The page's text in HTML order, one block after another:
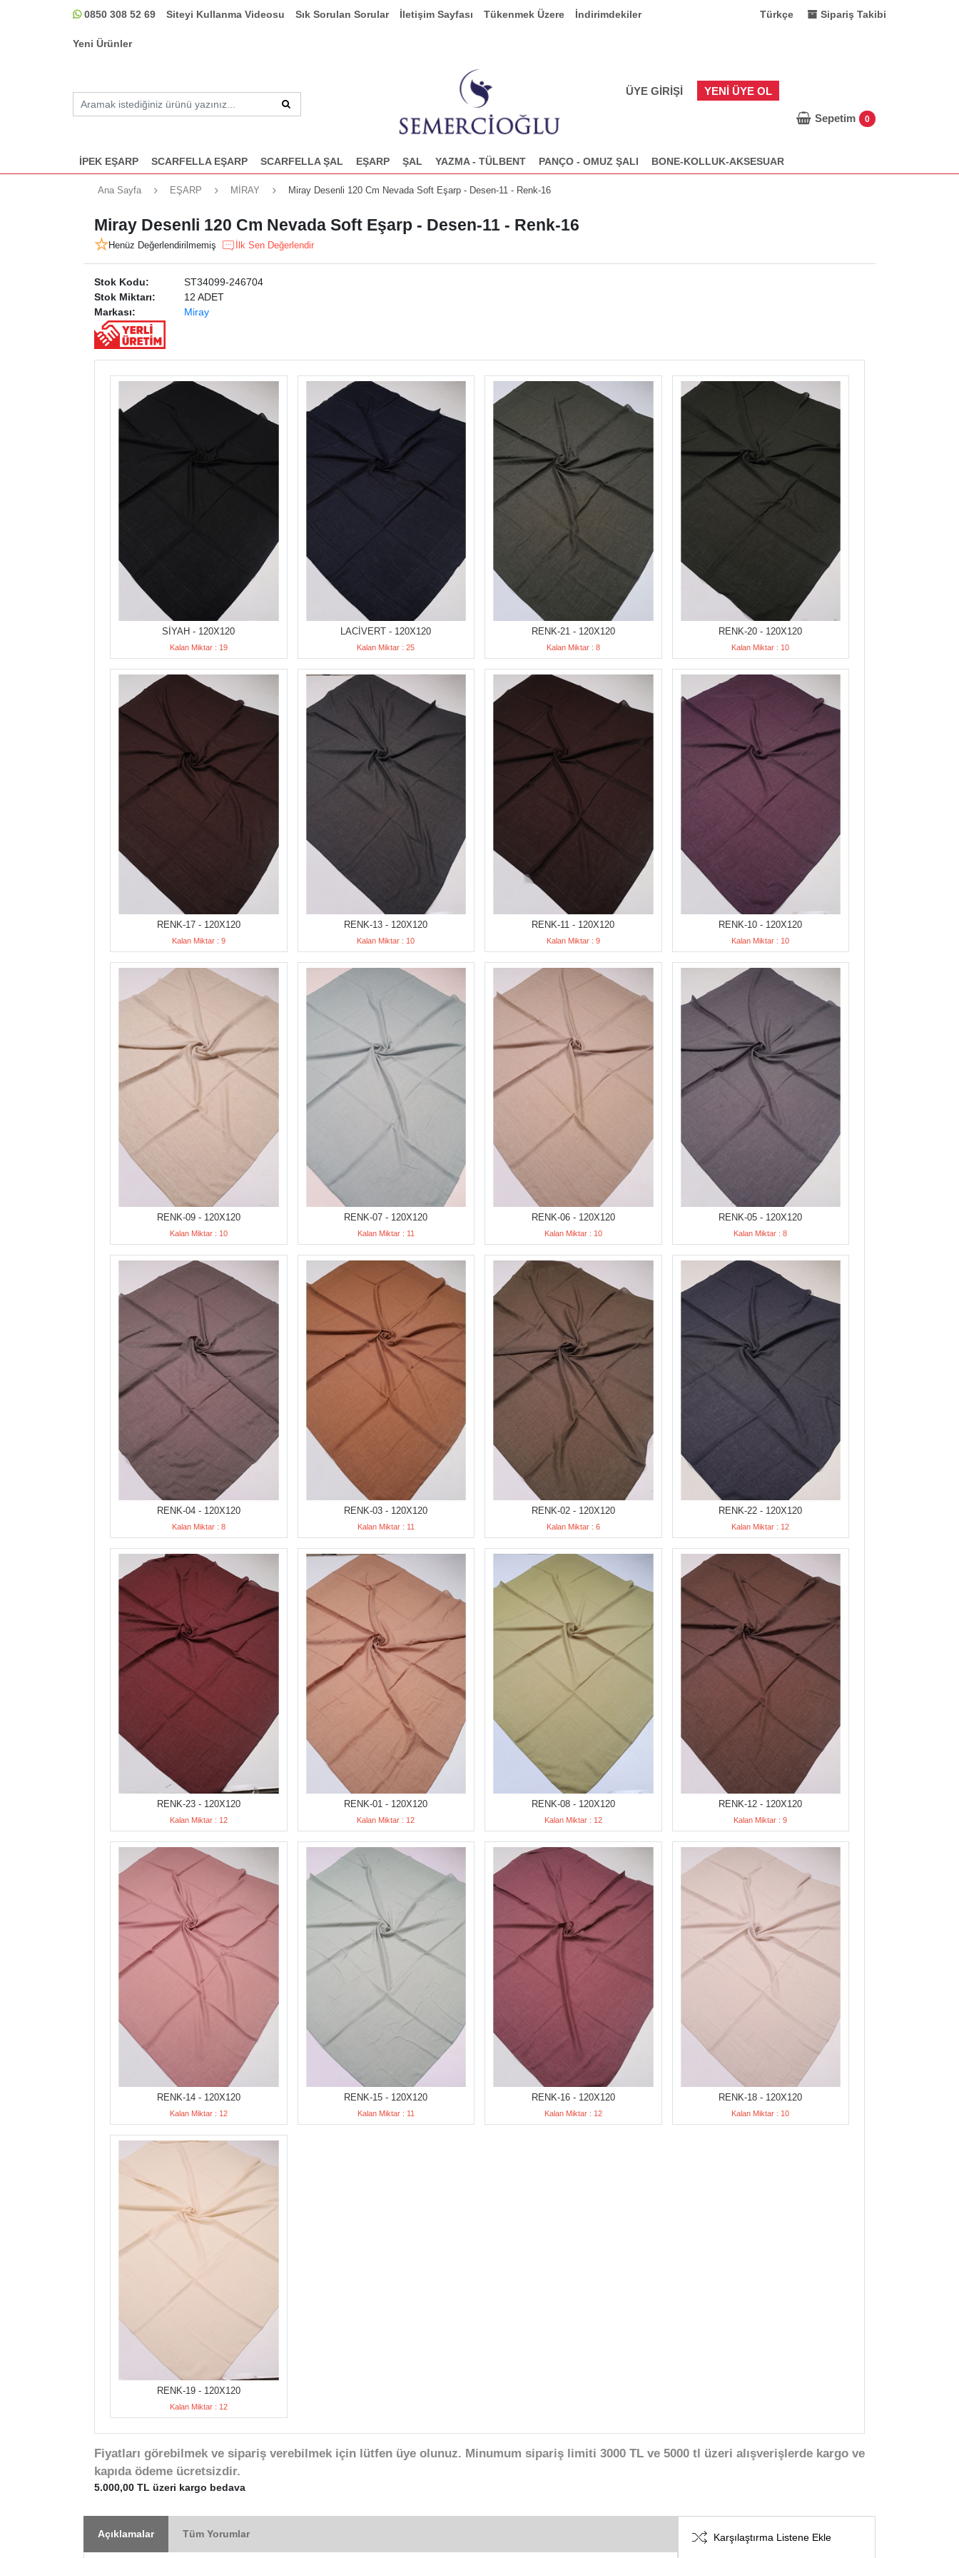
0850 308 52 69 Siteyi Kullanma Videosu Sık Sorulan Sorular İletişim Sayfası Tükenmek Üzere İndirimdekiler
Yeni Ürünler
Sipariş Takibi
Türkçe
ÜYE GIRIŞI YENI ÜYE OL
Sepetim 0
İPEK EŞARP SCARFELLA EŞARP SCARFELLA ŞAL EŞARP ŞAL YAZMA - TÜLBENT PANÇO - OMUZ ŞALI BONE-KOLLUK-AKSESUAR
Ana Sayfa EŞARP MİRAY Miray Desenli 120 Cm Nevada Soft Eşarp - Desen-11 - Renk-16
Miray Desenli 120 Cm Nevada Soft Eşarp - Desen-11 - Renk-16
Henüz Değerlendirilmemiş İlk Sen Değerlendir
Stok Kodu:
ST34099-246704
Stok Miktarı:
12 ADET
Markası:
Miray
SİYAH - 120X120
Kalan Miktar : 19
LACİVERT - 120X120
Kalan Miktar : 25
RENK-21 - 120X120
Kalan Miktar : 8
RENK-20 - 120X120
Kalan Miktar : 10
RENK-17 - 120X120
Kalan Miktar : 9
RENK-13 - 120X120
Kalan Miktar : 10
RENK-11 - 120X120
Kalan Miktar : 9
RENK-10 - 120X120
Kalan Miktar : 10
RENK-09 - 120X120
Kalan Miktar : 10
RENK-07 - 120X120
Kalan Miktar : 11
RENK-06 - 120X120
Kalan Miktar : 10
RENK-05 - 120X120
Kalan Miktar : 8
RENK-04 - 120X120
Kalan Miktar : 8
RENK-03 - 120X120
Kalan Miktar : 11
RENK-02 - 120X120
Kalan Miktar : 6
RENK-22 - 120X120
Kalan Miktar : 12
RENK-23 - 120X120
Kalan Miktar : 12
RENK-01 - 120X120
Kalan Miktar : 12
RENK-08 - 120X120
Kalan Miktar : 12
RENK-12 - 120X120
Kalan Miktar : 9
RENK-14 - 120X120
Kalan Miktar : 12
RENK-15 - 120X120
Kalan Miktar : 11
RENK-16 - 120X120
Kalan Miktar : 12
RENK-18 - 120X120
Kalan Miktar : 10
RENK-19 - 120X120
Kalan Miktar : 12
Fiyatları görebilmek ve sipariş verebilmek için lütfen üye olunuz. Minumum sipariş limiti 3000 TL ve 5000 tl üzeri alışverişlerde kargo ve
kapıda ödeme ücretsizdir.
5.000,00 TL üzeri kargo bedava
Açıklamalar Tüm Yorumlar Karşılaştırma Listene Ekle